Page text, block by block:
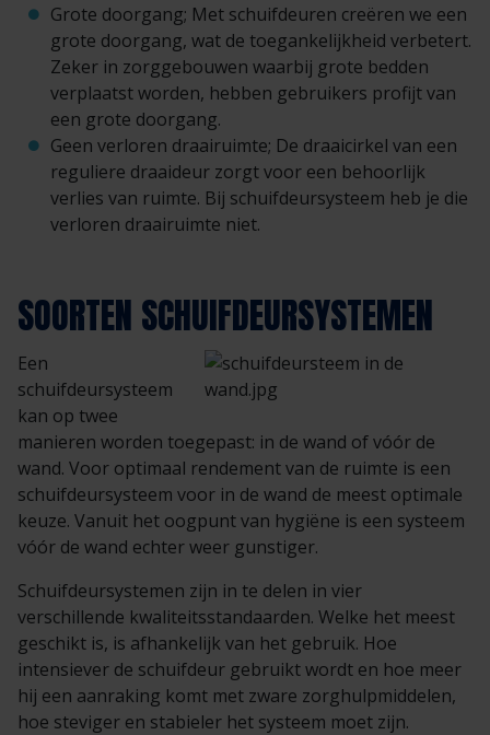
Grote doorgang; Met schuifdeuren creëren we een
grote doorgang, wat de toegankelijkheid verbetert.
Zeker in zorggebouwen waarbij grote bedden
verplaatst worden, hebben gebruikers profijt van
een grote doorgang.
Geen verloren draairuimte; De draaicirkel van een
reguliere draaideur zorgt voor een behoorlijk
verlies van ruimte. Bij schuifdeursysteem heb je die
verloren draairuimte niet.
SOORTEN SCHUIFDEURSYSTEMEN
Een
schuifdeursysteem
kan op twee
manieren worden toegepast: in de wand of vóór de
wand. Voor optimaal rendement van de ruimte is een
schuifdeursysteem voor in de wand de meest optimale
keuze. Vanuit het oogpunt van hygiëne is een systeem
vóór de wand echter weer gunstiger.
Schuifdeursystemen zijn in te delen in vier
verschillende kwaliteitsstandaarden. Welke het meest
geschikt is, is afhankelijk van het gebruik. Hoe
intensiever de schuifdeur gebruikt wordt en hoe meer
hij een aanraking komt met zware zorghulpmiddelen,
hoe steviger en stabieler het systeem moet zijn.